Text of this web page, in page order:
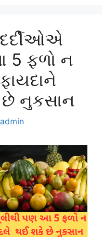
દર્દીઓએ
5 ફળો ન
નુકસાન
admin